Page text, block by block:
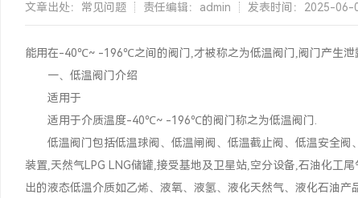
文章出处：常见问题 责任编辑：admin 发表时间：2025-06-
能用在-40℃~ -196℃之间的阀门,才被称之为低温阀门,阀门产生泄
一、低温阀门介绍
适用于
适用于介质温度-40℃~ -196℃的阀门称之为低温阀门.
低温阀门包括低温球阀、低温闸阀、低温截止阀、低温安全阀
装置,天然气LPG LNG储罐,接受基地及卫星站,空分设备,石油化工
出的液态低温介质如乙烯、液氧、液氢、液化天然气、液化石油